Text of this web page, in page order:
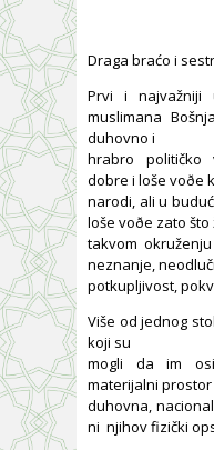
Draga braćo i
Prvi i
muslimana
duhovno i
hrabro političko
dobre i loše voðe
narodi, ali u
loše voðe zato što
takvom
neznanje,
potkupljivost,
Više od jednog
koji su
mogli da im
materijalni
duhovna,
ni njihov fizički